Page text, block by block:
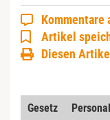
Kommentare
Artikel
Diesen
Gesetz Personal